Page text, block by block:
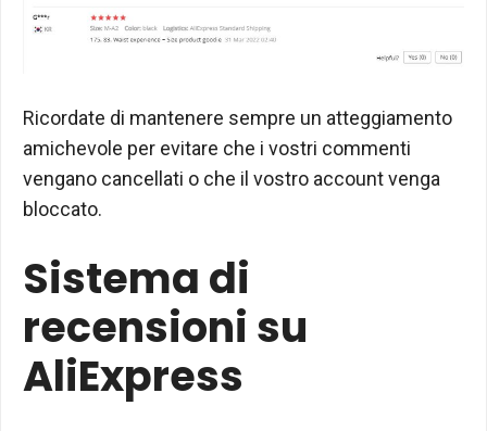
Ricordate di mantenere sempre un atteggiamento
amichevole per evitare che i vostri commenti
vengano cancellati o che il vostro account venga
bloccato.
Sistema di
recensioni su
AliExpress